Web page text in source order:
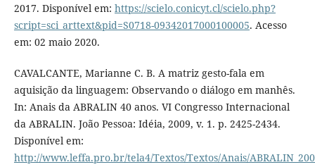
2017. Disponível em: https://scielo.conicyt.cl/scielo.php?
script=sci_arttext&pid=S0718-09342017000100005. Acesso
em: 02 maio 2020.
CAVALCANTE, Marianne C. B. A matriz gesto-fala em
aquisição da linguagem: Observando o diálogo em manhês.
In: Anais da ABRALIN 40 anos. VI Congresso Internacional
da ABRALIN. João Pessoa: Idéia, 2009, v. 1. p. 2425-2434.
Disponível em:
http://www.leffa.pro.br/tela4/Textos/Textos/Anais/